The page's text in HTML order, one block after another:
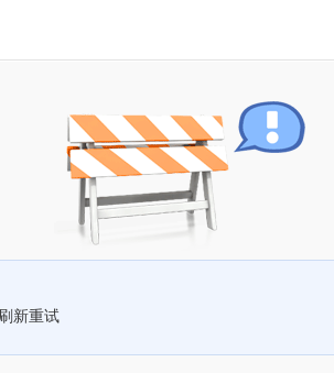
新重试